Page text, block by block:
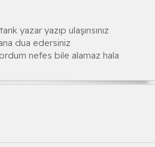
yazar yazıp ulaşırısınız
dua edersiniz
nefes bile alamaz hala